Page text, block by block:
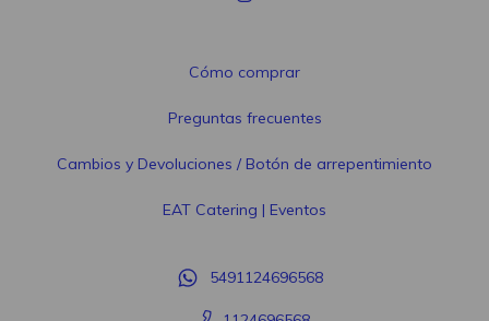
Cómo comprar
Preguntas frecuentes
Cambios y Devoluciones / Botón de arrepentimiento
EAT Catering | Eventos
5491124696568